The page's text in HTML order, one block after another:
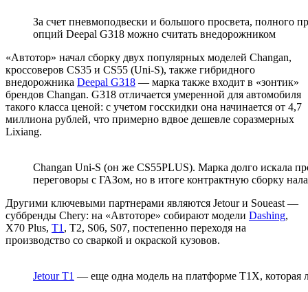
За счет пневмоподвески и большого просвета, полного
опций Deepal G318 можно считать внедорожником
«Автотор» начал сборку двух популярных моделей Changan,
кроссоверов CS35 и CS55 (Uni-S), также гибридного
внедорожника Deepal G318 — марка также входит в «зонтик»
брендов Changan. G318 отличается умеренной для автомобиля
такого класса ценой: с учетом госскидки она начинается от 4,7
миллиона рублей, что примерно вдвое дешевле соразмерных
Lixiang.
Changan Uni-S (он же CS55PLUS). Марка долго искала
переговоры с ГАЗом, но в итоге контрактную сборку
Другими ключевыми партнерами являются Jetour и Soueast —
суббренды Chery: на «Автоторе» собирают модели Dashing,
X70 Plus, T1 , T2, S06, S07, постепенно переходя на
производство со сваркой и окраской кузовов.
Jetour T1 — еще одна модель на платформе T1X, которая